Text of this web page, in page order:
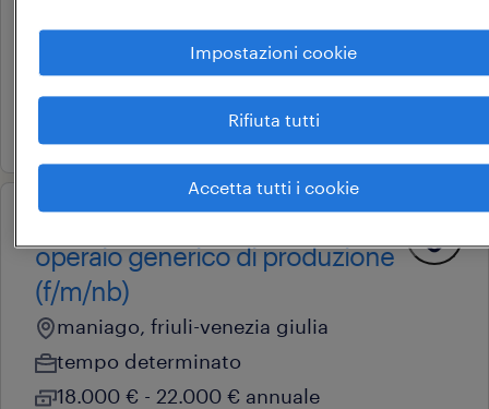
tempo determinato
operaio generico di produzione
(f/m/nb)
maniago, friuli-venezia giulia
tempo determinato
18.000 € - 22.000 € annuale
Impostazioni cookie
Rifiuta tutti
Accetta tutti i cookie